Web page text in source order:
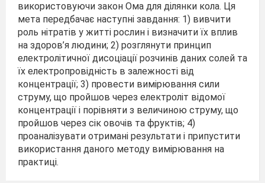
використовуючи закон Ома для ділянки кола. Ця
мета передбачає наступні завдання: 1) вивчити
роль нітратів у житті рослин і визначити їх вплив
на здоров’я людини; 2) розглянути принцип
електролітичної дисоціації розчинів даних солей та
їх електропровідність в залежності від
концентрації; 3) провести вимірювання сили
струму, що пройшов через електроліт відомої
концентрації і порівняти з величиною струму, що
пройшов через сік овочів та фруктів; 4)
проаналізувати отримані результати і припустити
використання даного методу вимірювання на
практиці.